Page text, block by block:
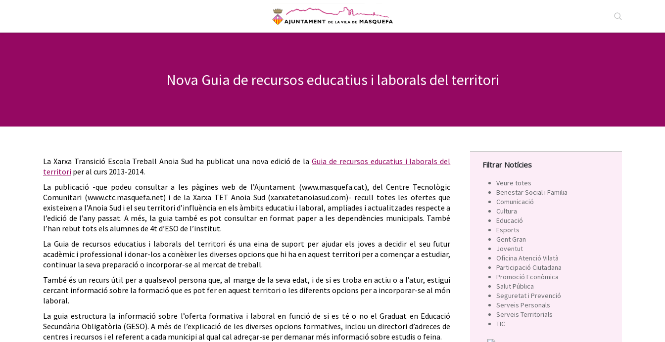
Nova Guia de recursos educatius i laborals del territori
La Xarxa Transició Escola Treball Anoia Sud ha publicat una nova edició de laGuia de recursos educatius i laborals del
territori per al curs 2013-2014.
La publicació -que podeu consultar a les pàgines web de l’Ajuntament (www.masquefa.cat), del Centre Tecnològic
Comunitari (www.ctc.masquefa.net) i de la Xarxa TET Anoia Sud (xarxatetanoiasud.com)- recull totes les ofertes que
existeixen a l’Anoia Sud i el seu territori d’influència en els àmbits educatiu i laboral, ampliades i actualitzades respecte a
l’edició de l’any passat. A més, la guia també es pot consultar en format paper a les dependències municipals. També
l’han rebut tots els alumnes de 4t d’ESO de l’institut.
La Guia de recursos educatius i laborals del territori és una eina de suport per ajudar els joves a decidir el seu futur
acadèmic i professional i donar-los a conèixer les diverses opcions que hi ha en aquest territori per a començar a estudiar,
continuar la seva preparació o incorporar-se al mercat de treball.
També és un recurs útil per a qualsevol persona que, al marge de la seva edat, i de si es troba en actiu o a l’atur, estigui
cercant informació sobre la formació que es pot fer en aquest territori o les diferents opcions per a incorporar-se al món
laboral.
La guia estructura la informació sobre l’oferta formativa i laboral en funció de si es té o no el Graduat en Educació
Secundària Obligatòria (GESO). A més de l’explicació de les diverses opcions formatives, inclou un directori d’adreces de
centres i recursos i el referent a cada municipi al qual cal adreçar-se per demanar més informació sobre estudis o feina.
Filtrar Notícies
Veure totes
Benestar Social i Familia
Comunicació
Cultura
Educació
Esports
Gent Gran
Joventut
Oficina Atenció Vilatà
Participació Ciutadana
Promoció Econòmica
Salut Pública
Seguretat i Prevenció
Serveis Personals
Serveis Territorials
TIC